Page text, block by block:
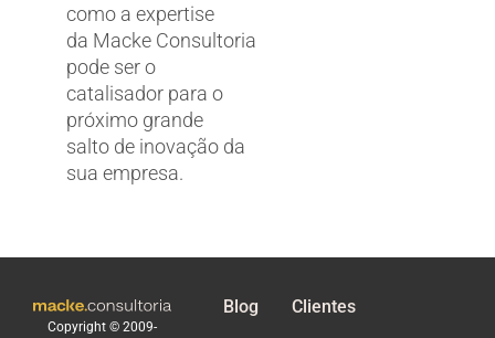
como a expertise
da Macke Consultoria
pode ser o
catalisador para o
próximo grande
salto de inovação da
sua empresa.
Copyright © 2009-
Blog Clientes